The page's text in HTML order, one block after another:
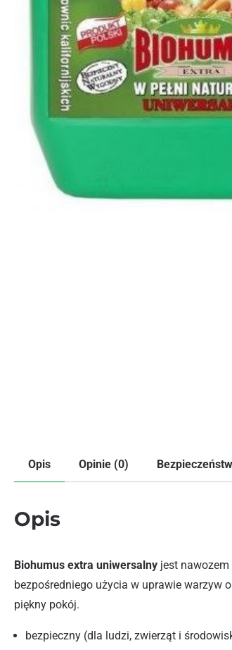
Opis Opinie (0)
Opis
Biohumus extra uniwersalny jest
bezpośredniego użycia w uprawie warzyw
piękny pokój.
bezpieczny (dla ludzi, zwierząt i